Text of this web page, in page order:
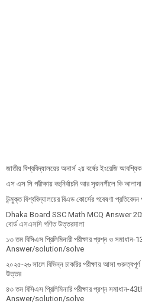
জাতীয় বিশ্ববিদ্যালয়ের অনার্স ২য় বর্ষের ইংরেজি
এস এস সি পরীক্ষায় বহুনির্বাচনি আর সৃজনশীলে কি
উন্মুক্ত বিশ্ববিদ্যালয়ের বিএড কোর্সের গবেষণা
Dhaka Board SSC Math MCQ Answer
বোর্ড এসএসসি গণিত উত্তরমালা
১৩ তম বিসিএস প্রি‌লি‌মিনারী পরীক্ষার প্রশ্ন ও
Answer/solution/solve
২০২৫-২৬ সালে বিভিন্ন চাকরির পরীক্ষায় আসা
উত্তর
৪৩ তম বিসিএস প্রিলিমিনারি পরীক্ষার প্রশ্ন
Answer/solution/solve